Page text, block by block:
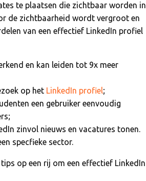
te plaatsen die zichtbaar worden in
de zichtbaarheid wordt vergroot en
van een effectief LinkedIn profiel
en kan leiden tot 9x meer
op het LinkedIn profiel;
een gebruiker eenvoudig
zinvol nieuws en vacatures tonen.
specfieke sector.
op een rij om een effectief LinkedIn